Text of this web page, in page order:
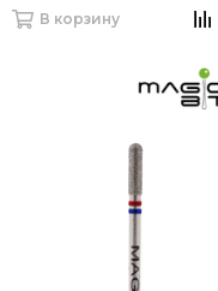
В корзину